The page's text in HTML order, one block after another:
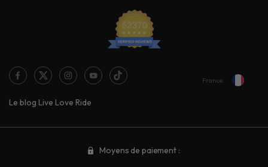
Le blog Live Love Ride
France
Moyens de paiement :